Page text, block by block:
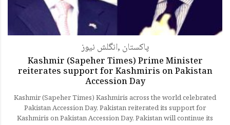
انگلش نیوز, پاکستان
Kashmir (Sapeher Times) Prime Minister
reiterates support for Kashmiris on Pakistan
Accession Day
Kashmir (Sapeher Times) Kashmiris across the world celebrated
Pakistan Accession Day, Pakistan reiterated its support for
Kashmiris on Pakistan Accession Day, Pakistan will continue its